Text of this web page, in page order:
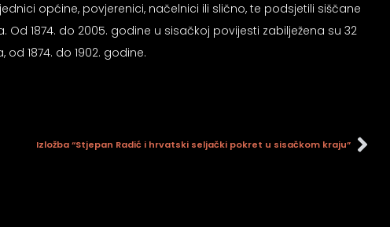
općine, povjerenici, načelnici ili slično, te podsjetili siščane
1874. do 2005. godine u sisačkoj povijesti zabilježena su 32
1874. do 1902. godine.
Izložba “Stjepan Radić i hrvatski seljački pokret u sisačkom kraju”